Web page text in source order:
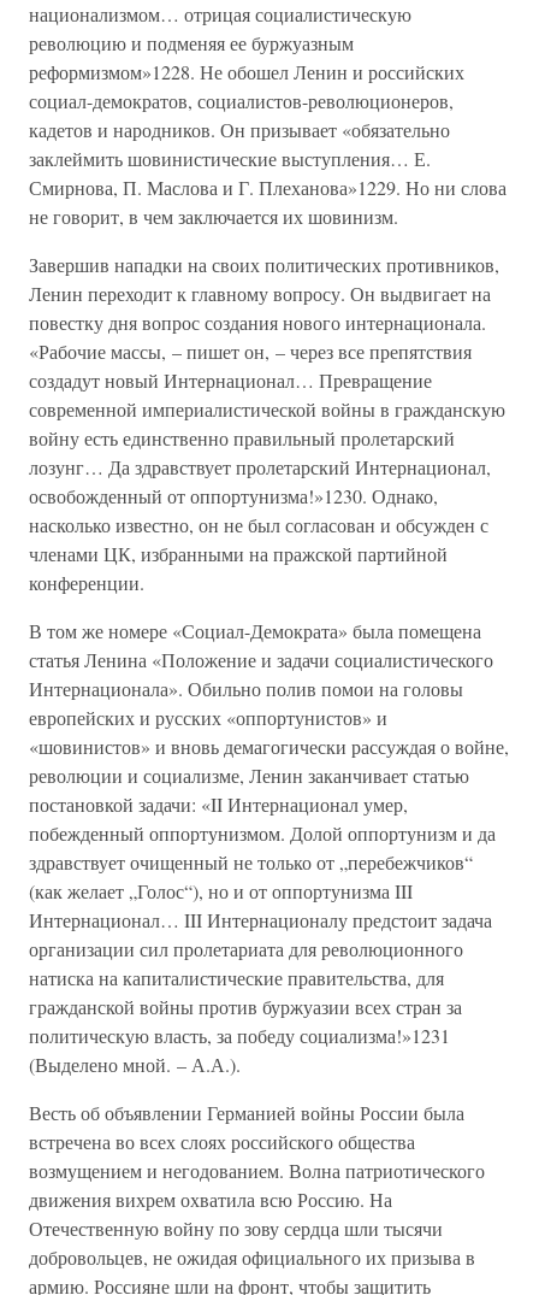
национализмом… отрицая социалистическую
революцию и подменяя ее буржуазным
реформизмом»1228. Не обошел Ленин и российских
социал-демократов, социалистов-революционеров,
кадетов и народников. Он призывает «обязательно
заклеймить шовинистические выступления… Е.
Смирнова, П. Маслова и Г. Плеханова»1229. Но ни слова
не говорит, в чем заключается их шовинизм.
Завершив нападки на своих политических противников,
Ленин переходит к главному вопросу. Он выдвигает на
повестку дня вопрос создания нового интернационала.
«Рабочие массы, – пишет он, – через все препятствия
создадут новый Интернационал… Превращение
современной империалистической войны в гражданскую
войну есть единственно правильный пролетарский
лозунг… Да здравствует пролетарский Интернационал,
освобожденный от оппортунизма!»1230. Однако,
насколько известно, он не был согласован и обсужден с
членами ЦК, избранными на пражской партийной
конференции.
В том же номере «Социал-Демократа» была помещена
статья Ленина «Положение и задачи социалистического
Интернационала». Обильно полив помои на головы
европейских и русских «оппортунистов» и
«шовинистов» и вновь демагогически рассуждая о войне,
революции и социализме, Ленин заканчивает статью
постановкой задачи: «II Интернационал умер,
побежденный оппортунизмом. Долой оппортунизм и да
здравствует очищенный не только от „перебежчиков“
(как желает „Голос“), но и от оппортунизма III
Интернационал… III Интернационалу предстоит задача
организации сил пролетариата для революционного
натиска на капиталистические правительства, для
гражданской войны против буржуазии всех стран за
политическую власть, за победу социализма!»1231
(Выделено мной. – А.А.).
Весть об объявлении Германией войны России была
встречена во всех слоях российского общества
возмущением и негодованием. Волна патриотического
движения вихрем охватила всю Россию. На
Отечественную войну по зову сердца шли тысячи
добровольцев, не ожидая официального их призыва в
армию. Россияне шли на фронт, чтобы защитить